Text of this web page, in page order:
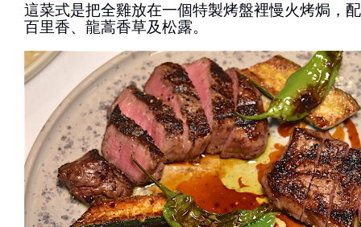
這菜式是把全雞放在一個特製烤盤裡慢火烤焗，
百里香、龍蒿香草及松露。